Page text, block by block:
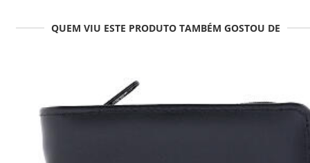
QUEM VIU ESTE PRODUTO TAMBÉM GOSTOU DE